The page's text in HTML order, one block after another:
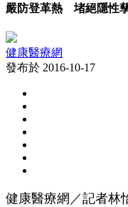
嚴防登革熱 堵絕隱性
健康醫療網
發布於 2016-10-17
健康醫療網／記者林